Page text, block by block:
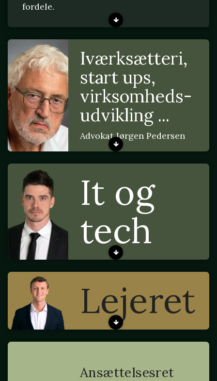
fordele.
Iværksætteri,
start ups,
virksomheds-
udvikling ...
Advokat Jørgen Pedersen
It og
tech
Lejeret
Ansættelsesret